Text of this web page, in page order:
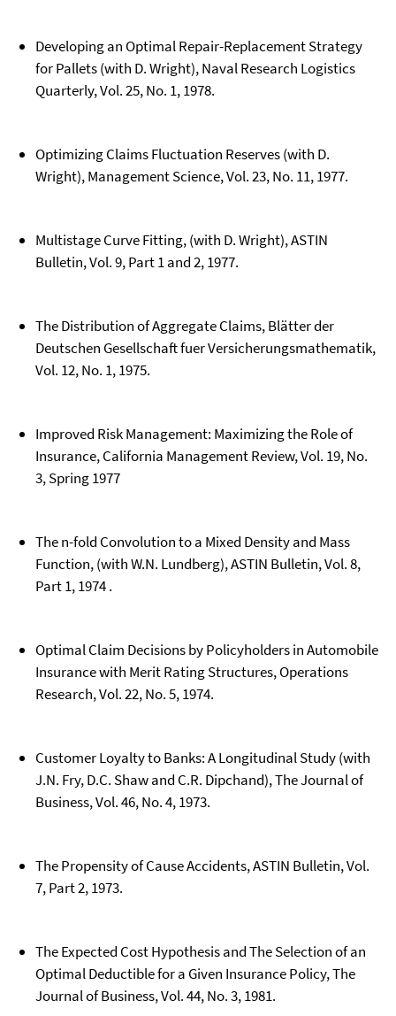
Developing an Optimal Repair-Replacement Strategy
for Pallets (with D. Wright), Naval Research Logistics
Quarterly, Vol. 25, No. 1, 1978.
Optimizing Claims Fluctuation Reserves (with D.
Wright), Management Science, Vol. 23, No. 11, 1977.
Multistage Curve Fitting, (with D. Wright), ASTIN
Bulletin, Vol. 9, Part 1 and 2, 1977.
The Distribution of Aggregate Claims, Blätter der
Deutschen Gesellschaft fuer Versicherungsmathematik,
Vol. 12, No. 1, 1975.
Improved Risk Management: Maximizing the Role of
Insurance, California Management Review, Vol. 19, No.
3, Spring 1977
The n-fold Convolution to a Mixed Density and Mass
Function, (with W.N. Lundberg), ASTIN Bulletin, Vol. 8,
Part 1, 1974 .
Optimal Claim Decisions by Policyholders in Automobile
Insurance with Merit Rating Structures, Operations
Research, Vol. 22, No. 5, 1974.
Customer Loyalty to Banks: A Longitudinal Study (with
J.N. Fry, D.C. Shaw and C.R. Dipchand), The Journal of
Business, Vol. 46, No. 4, 1973.
The Propensity of Cause Accidents, ASTIN Bulletin, Vol.
7, Part 2, 1973.
The Expected Cost Hypothesis and The Selection of an
Optimal Deductible for a Given Insurance Policy, The
Journal of Business, Vol. 44, No. 3, 1981.